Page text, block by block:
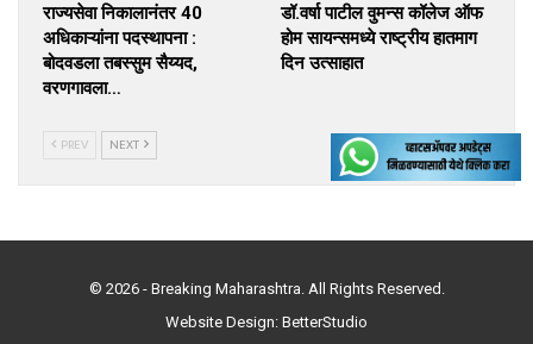
राज्यसेवा निकालानंतर 40
अधिकाऱ्यांना पदस्थापना :
बोदवडला तबस्सुम सैय्यद,
वरणगावला…
डॉ.वर्षा पाटील वुमन्स कॉलेज ऑफ
होम सायन्समध्ये राष्ट्रीय हातमाग
दिन उत्साहात
PREV NEXT
© 2026 - Breaking Maharashtra. All Rights Reserved.
Website Design: BetterStudio